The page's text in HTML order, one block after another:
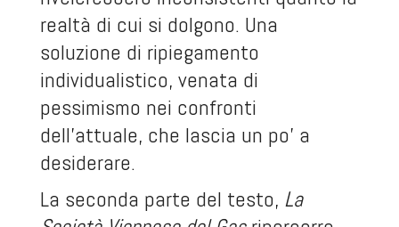
realtà di cui si dolgono. Una
soluzione di ripiegamento
individualistico, venata di
pessimismo nei confronti
dell'attuale, che lascia un po' a
desiderare.
La seconda parte del testo, La